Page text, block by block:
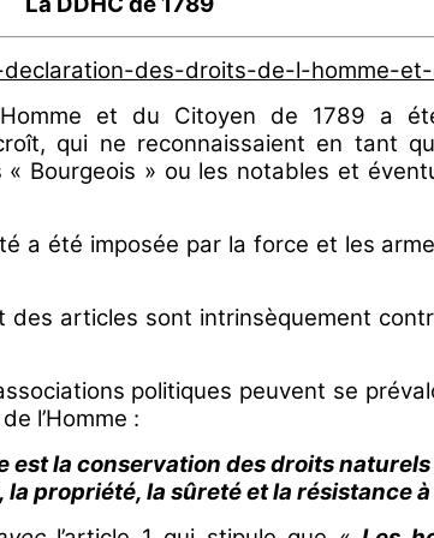
des-droits-de-l-homme-
et du Citoyen de 1789 a
qui ne reconnaissaient en tant
Bourgeois » ou les notables et
a été imposée par la force et les
des articles sont intrinsèquement
politiques peuvent se
l’Homme :
est la conservation des droits
propriété, la sûreté et la résistance à